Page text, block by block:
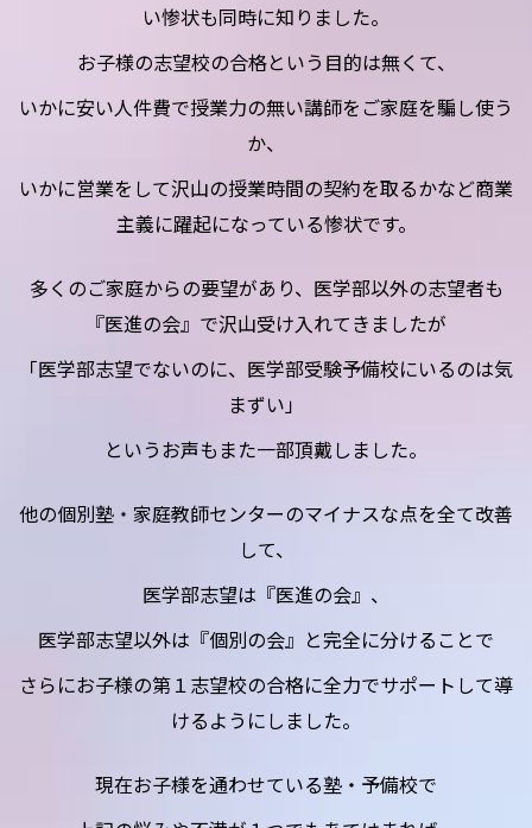
い惨状も同時に知りました。
お子様の志望校の合格という目的は無くて、
いかに安い人件費で授業力の無い講師をご家庭を騙し使う
か、
いかに営業をして沢山の授業時間の契約を取るかなど商業
主義に躍起になっている惨状です。
多くのご家庭からの要望があり、医学部以外の志望者も
『医進の会』で沢山受け入れてきましたが
「医学部志望でないのに、医学部受験予備校にいるのは気
まずい」
というお声もまた一部頂戴しました。
他の個別塾・家庭教師センターのマイナスな点を全て改善
して、
医学部志望は『医進の会』、
医学部志望以外は『個別の会』と完全に分けることで
さらにお子様の第１志望校の合格に全力でサポートして導
けるようにしました。
現在お子様を通わせている塾・予備校で